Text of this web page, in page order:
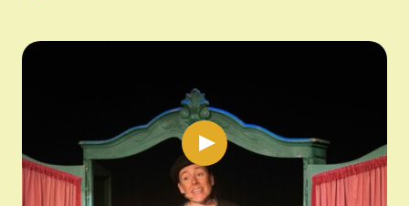
play video